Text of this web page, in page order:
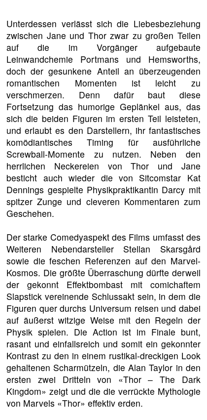
Unterdessen verlässt sich die Liebesbeziehung
zwischen Jane und Thor zwar zu großen Teilen
auf die im Vorgänger aufgebaute
Leinwandchemie Portmans und Hemsworths,
doch der gesunkene Anteil an überzeugenden
romantischen Momenten ist leicht zu
verschmerzen. Denn dafür baut diese
Fortsetzung das humorige Geplänkel aus, das
sich die beiden Figuren im ersten Teil leisteten,
und erlaubt es den Darstellern, ihr fantastisches
komödiantisches Timing für ausführliche
Screwball-Momente zu nutzen. Neben den
herrlichen Neckereien von Thor und Jane
besticht auch wieder die von Sitcomstar Kat
Dennings gespielte Physikpraktikantin Darcy mit
spitzer Zunge und cleveren Kommentaren zum
Geschehen.
Der starke Comedyaspekt des Films umfasst des
Weiteren Nebendarsteller Stellan Skarsgård
sowie die feschen Referenzen auf den Marvel-
Kosmos. Die größte Überraschung dürfte derweil
der gekonnt Effektbombast mit comichaftem
Slapstick vereinende Schlussakt sein, in dem die
Figuren quer durchs Universum reisen und dabei
auf äußerst witzige Weise mit den Regeln der
Physik spielen. Die Action ist im Finale bunt,
rasant und einfallsreich und somit ein gekonnter
Kontrast zu den in einem rustikal-dreckigen Look
gehaltenen Scharmützeln, die Alan Taylor in den
ersten zwei Dritteln von «Thor – The Dark
Kingdom» zeigt und die die verrückte Mythologie
von Marvels «Thor» effektiv erden.